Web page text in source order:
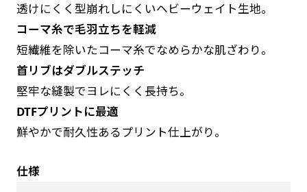
透けにくく型崩れしにくいヘビーウェイト生地。
コーマ糸で毛羽立ちを軽減
短繊維を除いたコーマ糸でなめらかな肌ざわり。
首リブはダブルステッチ
堅牢な縫製でヨレにくく長持ち。
DTFプリントに最適
鮮やかで耐久性あるプリント仕上がり。
仕様
ジャンボ(90x270)
遠くからでも視認しやすいジャンボサイズです。
駐車場などのスペースに余裕がある場所で大々的
に宣伝できます。
4mまたは5mのポールが必要です。
ジャンボ(270x90)
遠くからでも視認しやすいジャンボサイズです。
駐車場などのスペースに余裕がある場所で大々的
に宣伝できます。
4mまたは5mのポールが必要です。